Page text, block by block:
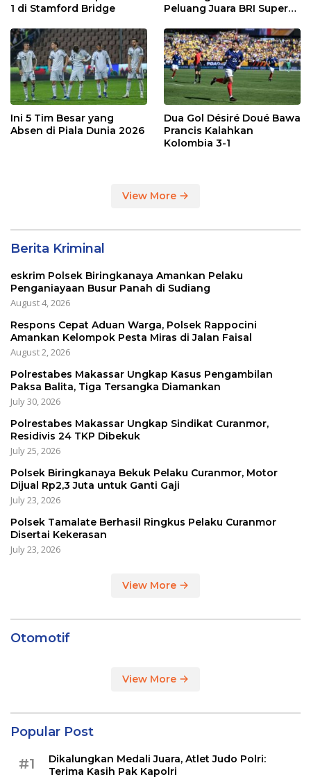
1 di Stamford Bridge
Peluang Juara BRI Super
Ini 5 Tim Besar yang
Absen di Piala Dunia 2026
Dua Gol Désiré Doué Bawa
Prancis Kalahkan
Kolombia 3-1
View More
Berita Kriminal
eskrim Polsek Biringkanaya Amankan Pelaku
Penganiayaan Busur Panah di Sudiang
August 4, 2026
Respons Cepat Aduan Warga, Polsek Rappocini
Amankan Kelompok Pesta Miras di Jalan Faisal
August 2, 2026
Polrestabes Makassar Ungkap Kasus Pengambilan
Paksa Balita, Tiga Tersangka Diamankan
July 30, 2026
Polrestabes Makassar Ungkap Sindikat Curanmor,
Residivis 24 TKP Dibekuk
July 25, 2026
Polsek Biringkanaya Bekuk Pelaku Curanmor, Motor
Dijual Rp2,3 Juta untuk Ganti Gaji
July 23, 2026
Polsek Tamalate Berhasil Ringkus Pelaku Curanmor
Disertai Kekerasan
July 23, 2026
View More
Otomotif
View More
Popular Post
#1
Dikalungkan Medali Juara, Atlet Judo Polri:
Terima Kasih Pak Kapolri